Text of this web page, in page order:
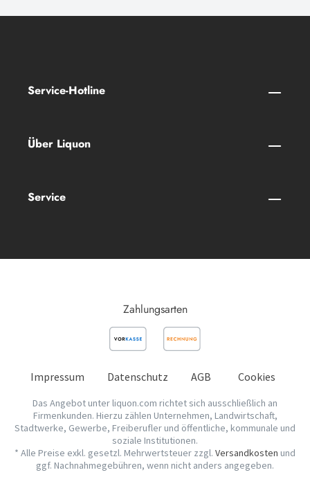
Service-Hotline
Über Liquon
Service
Zahlungsarten
Impressum Datenschutz AGB Cookies
Das Angebot unter liquon.com richtet sich ausschließlich an
Firmenkunden. Hierzu zählen Unternehmen, Landwirtschaft,
Stadtwerke, Gewerbe, Freiberufler und öffentliche, kommunale und
soziale Institutionen.
* Alle Preise exkl. gesetzl. Mehrwertsteuer zzgl. Versandkosten und
ggf. Nachnahmegebühren, wenn nicht anders angegeben.